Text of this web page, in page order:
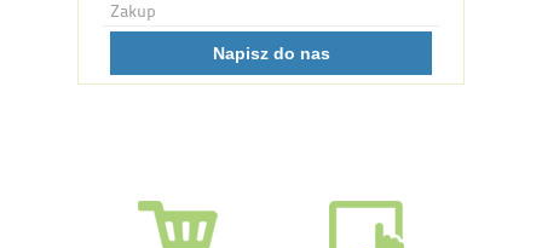
Zakup
Napisz do nas